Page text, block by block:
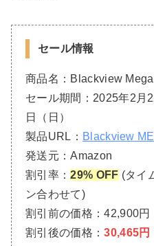
セール情報
商品名：Blackview
セール期間：2025年2月
日（日）
製品URL： Blackview
発送元：Amazon
割引率：29% OFF (タイ
ン合わせて)
割引前の価格：42,900円
割引後の価格：30,465円